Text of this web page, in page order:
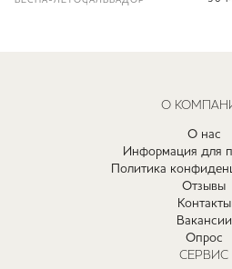
О
О нас
Информация для
Политика
Отзывы
Контакты
Вакансии
Опрос
СЕРВИС